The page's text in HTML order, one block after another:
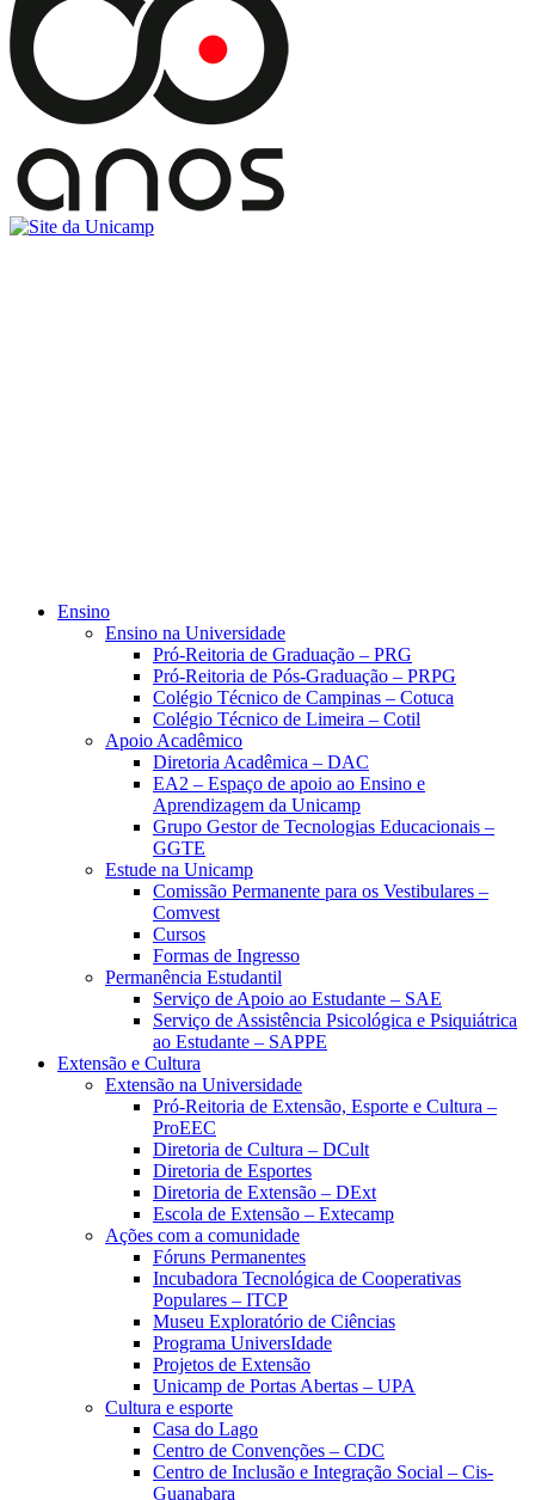
Ensino
Ensino na Universidade
Pró-Reitoria de Graduação – PRG
Pró-Reitoria de Pós-Graduação – PRPG
Colégio Técnico de Campinas – Cotuca
Colégio Técnico de Limeira – Cotil
Apoio Acadêmico
Diretoria Acadêmica – DAC
EA2 – Espaço de apoio ao Ensino e
Aprendizagem da Unicamp
Grupo Gestor de Tecnologias Educacionais –
GGTE
Estude na Unicamp
Comissão Permanente para os Vestibulares –
Comvest
Cursos
Formas de Ingresso
Permanência Estudantil
Serviço de Apoio ao Estudante – SAE
Serviço de Assistência Psicológica e Psiquiátrica
ao Estudante – SAPPE
Extensão e Cultura
Extensão na Universidade
Pró-Reitoria de Extensão, Esporte e Cultura –
ProEEC
Diretoria de Cultura – DCult
Diretoria de Esportes
Diretoria de Extensão – DExt
Escola de Extensão – Extecamp
Ações com a comunidade
Fóruns Permanentes
Incubadora Tecnológica de Cooperativas
Populares – ITCP
Museu Exploratório de Ciências
Programa UniversIdade
Projetos de Extensão
Unicamp de Portas Abertas – UPA
Cultura e esporte
Casa do Lago
Centro de Convenções – CDC
Centro de Inclusão e Integração Social – Cis-
Guanabara